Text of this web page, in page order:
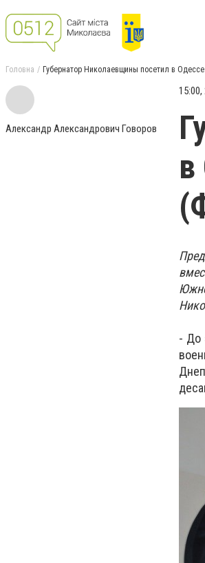
Головна Губернатор Николаевщины посетил в
Александр Александрович Говоров
15:00,
в
- До